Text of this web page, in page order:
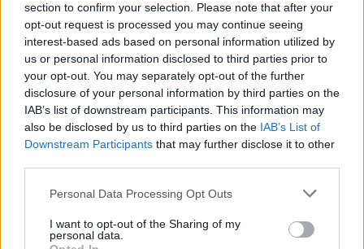
section to confirm your selection. Please note that after your
opt-out request is processed you may continue seeing
interest-based ads based on personal information utilized by
us or personal information disclosed to third parties prior to
your opt-out. You may separately opt-out of the further
disclosure of your personal information by third parties on the
IAB’s list of downstream participants. This information may
also be disclosed by us to third parties on the IAB’s List of
Downstream Participants that may further disclose it to other
Personal Data Processing Opt Outs
I want to opt-out of the Sharing of my
personal data.
V září začne dvouletá rozsáhlá oprava Veseckého
rybníka v Liberci
31.7.2026 19:19 | LIBEREC (ČTK)
Rozsáhlá oprava Veseckého
rybníka v Liberci, známého i
pod názvem Tajch, začne v
září. Práce na historickém
vodním díle, které je zároveň
oblíbeným místem k rekreaci, potrvají do poloviny roku 2028 a
vyžádají si téměř 23 milionů korun bez DPH. Celkové obnovy se
dočká hráz a ze dna nádrže bude odtěženo bahno. Hlavním
mluvčí státního podniku Povodí Labe Aleš Prokopec.
V EU začala platit v praxi směrnice, která usnadňuje